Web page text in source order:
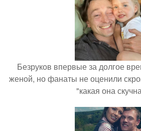
Безруков впервые за долгое
женой, но фанаты не оценили
"какая она